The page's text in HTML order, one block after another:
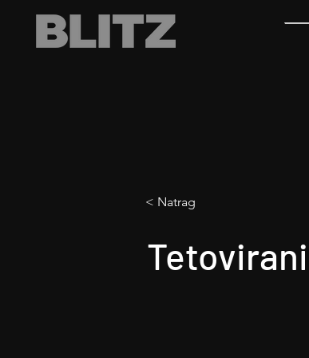
< Natrag
Tetovirani